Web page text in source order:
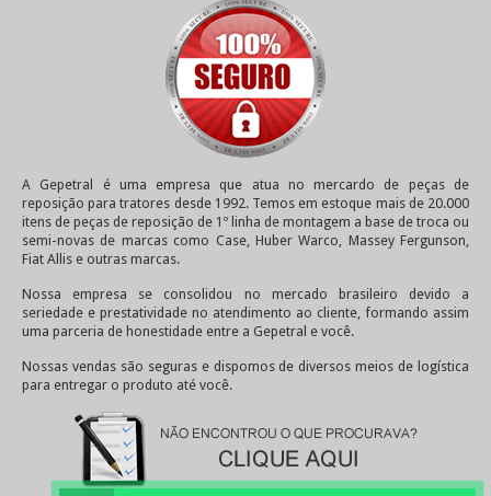
A Gepetral é uma empresa que atua no mercardo de peças de
reposição para tratores desde 1992. Temos em estoque mais de 20.000
itens de peças de reposição de 1º linha de montagem a base de troca ou
semi-novas de marcas como Case, Huber Warco, Massey Fergunson,
Fiat Allis e outras marcas.
Nossa empresa se consolidou no mercado brasileiro devido a
seriedade e prestatividade no atendimento ao cliente, formando assim
uma parceria de honestidade entre a Gepetral e você.
Nossas vendas são seguras e dispomos de diversos meios de logística
para entregar o produto até você.